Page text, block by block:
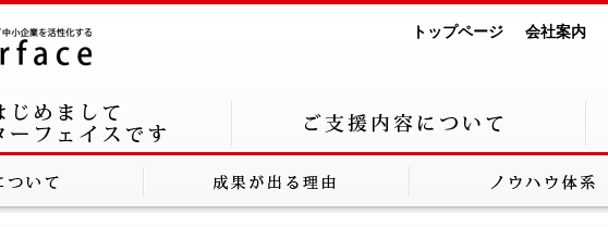
トップページ 会社案内